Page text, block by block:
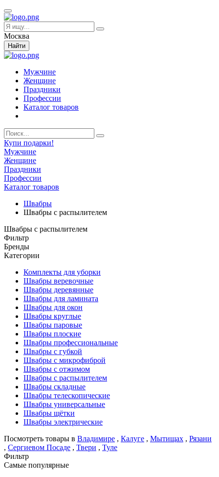
Москва
Найти
Мужчине
Женщине
Праздники
Профессии
Каталог товаров
Купи подарки!
Мужчине
Женщине
Праздники
Профессии
Каталог товаров
Швабры
Швабры с распылителем
Швабры с распылителем
Фильтр
Бренды
Категории
Комплекты для уборки
Швабры веревочные
Швабры деревянные
Швабры для ламината
Швабры для окон
Швабры круглые
Швабры паровые
Швабры плоские
Швабры профессиональные
Швабры с губкой
Швабры с микрофиброй
Швабры с отжимом
Швабры с распылителем
Швабры складные
Швабры телескопические
Швабры универсальные
Швабры щётки
Швабры электрические
Посмотреть товары в Владимире , Калуге , Мытищах , Рязани
, Сергиевом Посаде , Твери , Туле
Фильтр
Самые популярные